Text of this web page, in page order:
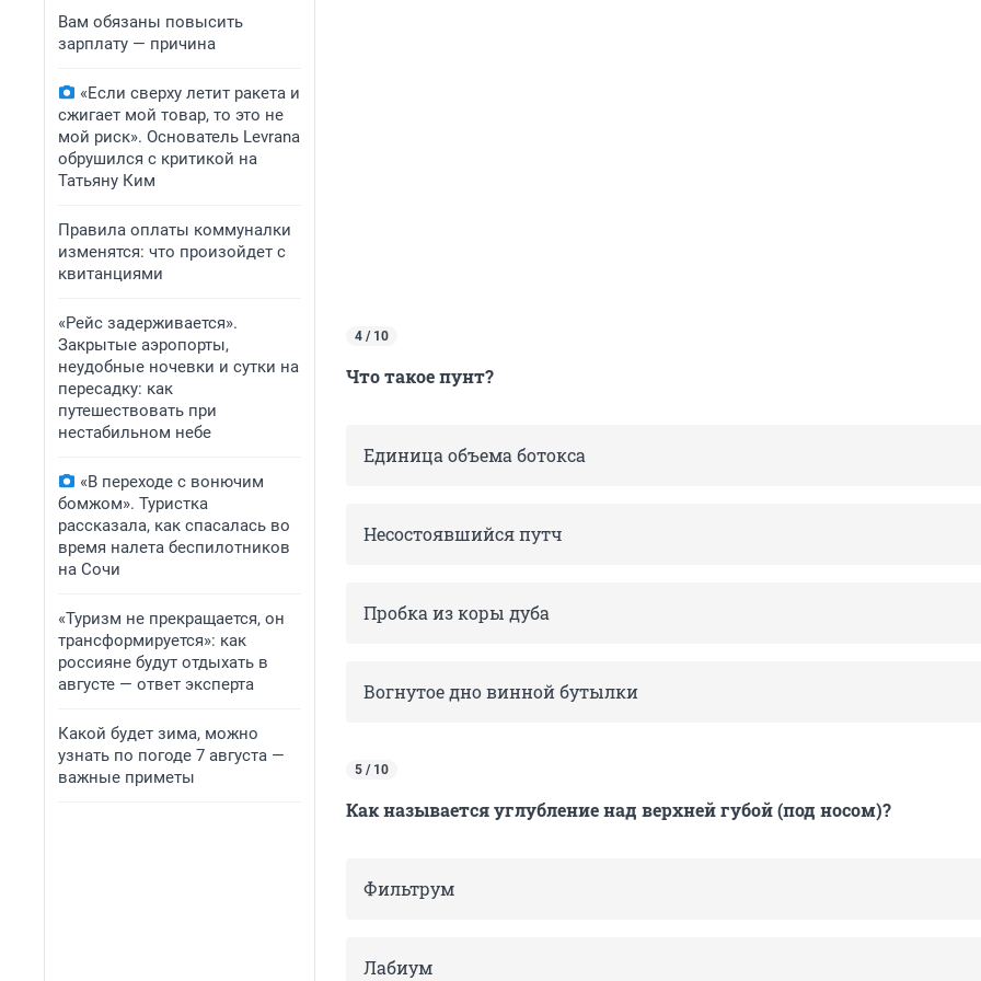
Вам обязаны повысить
зарплату — причина
«Если сверху летит ракета и
сжигает мой товар, то это не
мой риск». Основатель Levrana
обрушился с критикой на
Татьяну Ким
Правила оплаты коммуналки
изменятся: что произойдет с
квитанциями
«Рейс задерживается».
Закрытые аэропорты,
неудобные ночевки и сутки на
пересадку: как
путешествовать при
нестабильном небе
«В переходе с вонючим
бомжом». Туристка
рассказала, как спасалась во
время налета беспилотников
на Сочи
«Туризм не прекращается, он
трансформируется»: как
россияне будут отдыхать в
августе — ответ эксперта
Какой будет зима, можно
узнать по погоде 7 августа —
важные приметы
4 / 10
Что такое пунт?
Единица объема ботокса
Несостоявшийся путч
Пробка из коры дуба
Вогнутое дно винной бутылки
5 / 10
Как называется углубление над верхней губой (под носом)?
Фильтрум
Лабиум